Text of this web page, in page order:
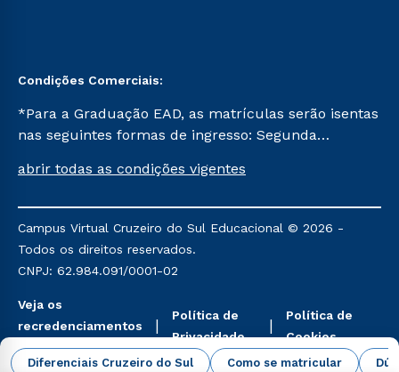
Diferenciais Cruzeiro do Sul Como se matricular
Condições Comerciais:
*Para a Graduação EAD, as matrículas serão isentas
nas seguintes formas de ingresso: Segunda
Já para as demais, a taxa de matrícula será de R$
mencionadas são referentes aos cursos: Ensino
Religioso, Geografia para a Docência e Metodologia
do Ensino de História: Questões Atuais.
abrir todas as condições vigentes
Campus Virtual Cruzeiro do Sul Educacional © 2026 -
Todos os direitos reservados.
CNPJ: 62.984.091/0001-02
Veja os
recredenciamentos
aqui
Política de
Privacidade
Política de
Cookies